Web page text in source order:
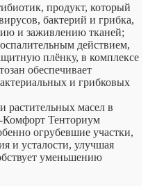
продукт, который
бактерий и грибка,
и заживлению тканей;
действием,
плёнку, в комплексе
обеспечивает
и грибковых
растительных масел в
Тенториум
огрубевшие участки,
и усталости, улучшая
уменьшению